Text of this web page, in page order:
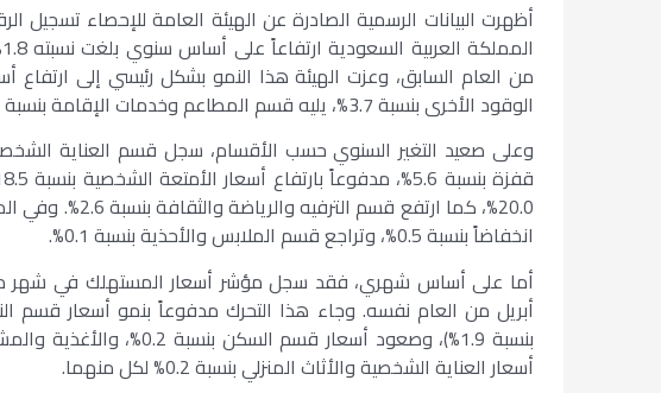
أظهرت البيانات الرسمية الصادرة عن الهيئة العامة للإحصاء
من العام السابق، وعزت الهيئة هذا النمو بشكل رئيسي إلى ارتفاع
الوقود الأخرى بنسبة 3.7%، يليه قسم المطاعم وخدمات الإقامة بنسبة 1.7%، وقسم النقل بنسبة 1.5%.
وعلى صعيد التغير السنوي حسب الأقسام، سجل قسم العناية
20.0%، كما ارتفع
انخفاضاً بنسبة 0.5%، وتراجع قسم الملابس والأحذية بنسبة 0.1%.
أسعار العناية الشخصية والأثاث المنزلي بنسبة 0.2% لكل منهما.